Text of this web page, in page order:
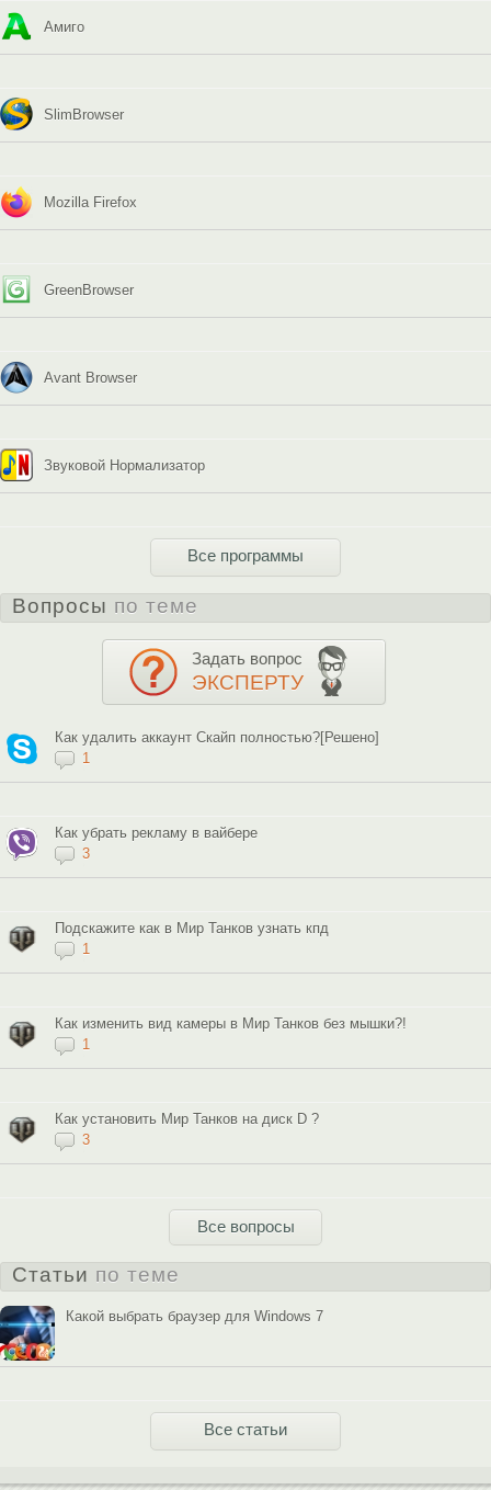
Амиго
SlimBrowser
Mozilla Firefox
GreenBrowser
Avant Browser
Звуковой Нормализатор
Все программы
Вопросы по теме
Задать вопрос
ЭКСПЕРТУ
Как удалить аккаунт Скайп полностью?[Решено]
1
Как убрать рекламу в вайбере
3
Подскажите как в Мир Танков узнать кпд
1
Как изменить вид камеры в Мир Танков без мышки?!
1
Как установить Мир Танков на диск D ?
3
Все вопросы
Статьи по теме
Какой выбрать браузер для Windows 7
Все статьи